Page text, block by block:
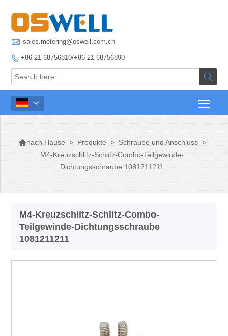
 sales.metering@oswell.com.cn
 +86-21-68756810/+86-21-68756890


nach Hause > Produkte > Schraube und Anschluss >
M4-Kreuzschlitz-Schlitz-Combo-Teilgewinde-
Dichtungsschraube 1081211211
M4-Kreuzschlitz-Schlitz-Combo-
Teilgewinde-Dichtungsschraube
1081211211